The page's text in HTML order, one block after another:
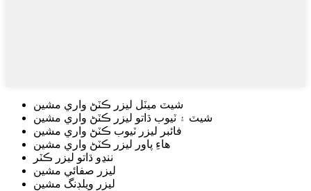
شيٽ ميٽل ليزر ڪٽڻ واري مشين
شيٽ ۽ ٽيوب ڌاتو ليزر ڪٽڻ واري مشين
فائبر ليزر ٽيوب ڪٽڻ واري مشين
هاءِ پاور ليزر ڪٽڻ واري مشين
ننڍو ڌاتو ليزر ڪٽر
ليزر صفائي مشين
ليزر ويلڊنگ مشين